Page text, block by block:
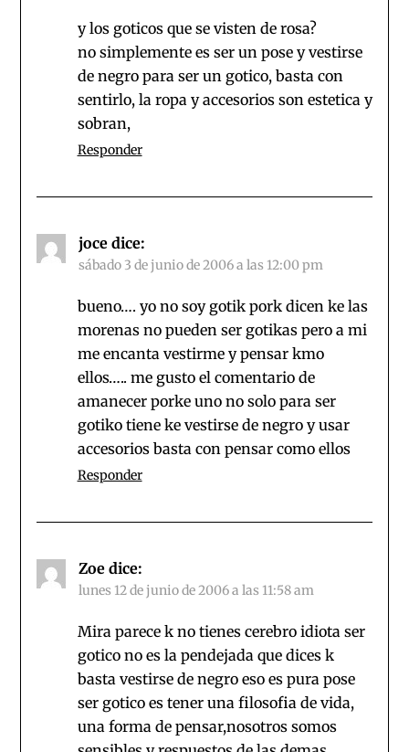
y los goticos que se visten de rosa?
no simplemente es ser un pose y vestirse
de negro para ser un gotico, basta con
sentirlo, la ropa y accesorios son estetica y
sobran,
Responder
joce dice:
sábado 3 de junio de 2006 a las 12:00 pm
bueno…. yo no soy gotik pork dicen ke las
morenas no pueden ser gotikas pero a mi
me encanta vestirme y pensar kmo
ellos….. me gusto el comentario de
amanecer porke uno no solo para ser
gotiko tiene ke vestirse de negro y usar
accesorios basta con pensar como ellos
Responder
Zoe dice:
lunes 12 de junio de 2006 a las 11:58 am
Mira parece k no tienes cerebro idiota ser
gotico no es la pendejada que dices k
basta vestirse de negro eso es pura pose
ser gotico es tener una filosofia de vida,
una forma de pensar,nosotros somos